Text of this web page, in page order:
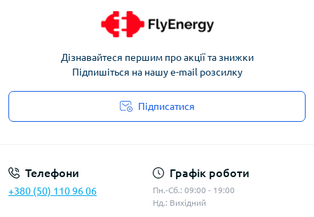
Дізнавайтеся першим про акції та знижки
Підпишіться на нашу e-mail розсилку
Підписатися
Телефони
+380 (50) 110 96 06
Графік роботи
Пн.-Сб.: 09:00 - 19:00
Нд.: Вихідний